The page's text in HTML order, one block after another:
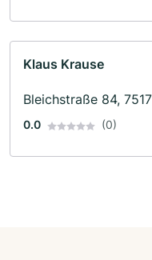
Klaus Krause
Bleichstraße 84,
0.0 (0)